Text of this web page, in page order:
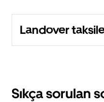
Landover
Sıkça sorulan